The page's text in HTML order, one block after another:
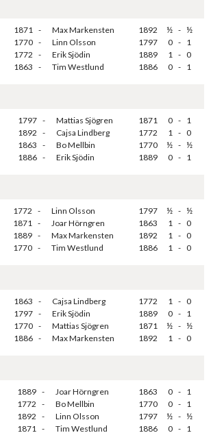
1871 - Max Markensten 1892 ½ - ½
1770 - Linn Olsson 1797 0 - 1
1772 - Erik Sjödin 1889 1 - 0
1863 - Tim Westlund 1886 0 - 1
1797 - Mattias Sjögren 1871 0 - 1
1892 - Cajsa Lindberg 1772 1 - 0
1863 - Bo Mellbin 1770 ½ - ½
1886 - Erik Sjödin 1889 0 - 1
1772 - Linn Olsson 1797 ½ - ½
1871 - Joar Hörngren 1863 1 - 0
1889 - Max Markensten 1892 1 - 0
1770 - Tim Westlund 1886 1 - 0
1863 - Cajsa Lindberg 1772 1 - 0
1797 - Erik Sjödin 1889 0 - 1
1770 - Mattias Sjögren 1871 ½ - ½
1886 - Max Markensten 1892 1 - 0
1889 - Joar Hörngren 1863 0 - 1
1772 - Bo Mellbin 1770 0 - 1
1892 - Linn Olsson 1797 ½ - ½
1871 - Tim Westlund 1886 0 - 1